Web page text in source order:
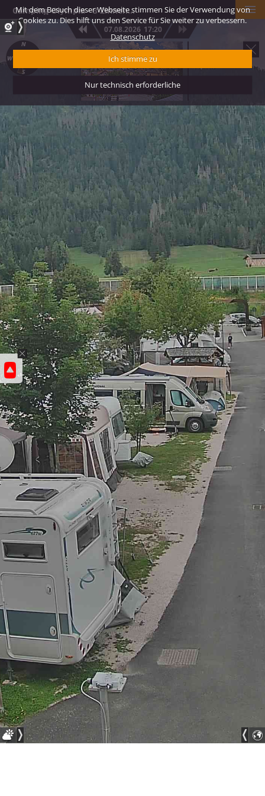
Mit dem Besuch dieser Webseite stimmen Sie der Verwendung von
Cookies zu. Dies hilft uns den Service für Sie weiter zu verbessern.
Datenschutz
Ich stimme zu
Nur technisch erforderliche
Camping Olympia - 3 Zinnen Dolomites
07.08.2026 17:20
Tourismusverein